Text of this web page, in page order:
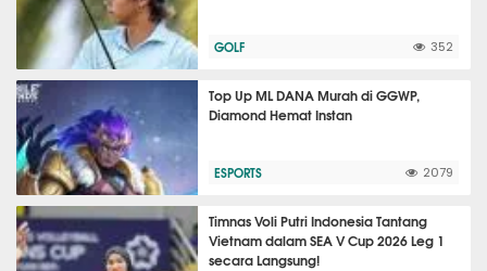
GOLF 352
Top Up ML DANA Murah di GGWP,
Diamond Hemat Instan
ESPORTS 2079
Timnas Voli Putri Indonesia Tantang
Vietnam dalam SEA V Cup 2026 Leg 1
secara Langsung!